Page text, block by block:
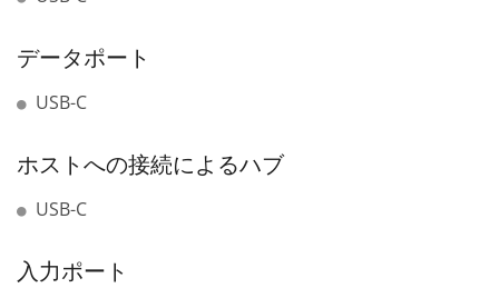
データポート
USB-C
ホストへの接続によるハブ
USB-C
入力ポート